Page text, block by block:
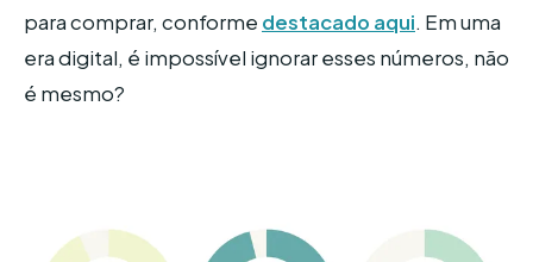
para comprar, conforme destacado aqui. Em uma
era digital, é impossível ignorar esses números, não
é mesmo?